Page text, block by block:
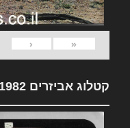
«
‹
קטלוג אביזרים 1982 Jeep